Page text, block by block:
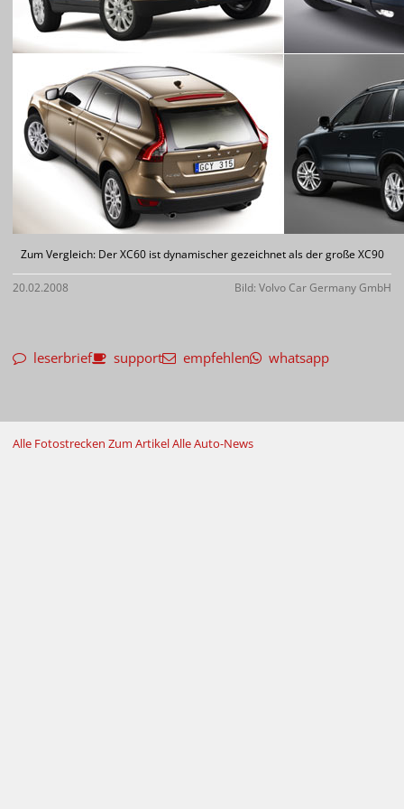
Zum Vergleich: Der XC60 ist dynamischer gezeichnet als der große XC90
20.02.2008 Bild: Volvo Car Germany GmbH
leserbrief support empfehlen whatsapp
Alle Fotostrecken Zum ArtikelAlle Auto-News